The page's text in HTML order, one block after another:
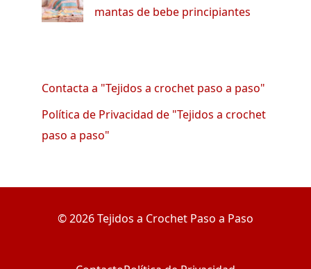
mantas de bebe principiantes
Contacta a "Tejidos a crochet paso a paso"
Política de Privacidad de "Tejidos a crochet
paso a paso"
© 2026 Tejidos a Crochet Paso a Paso